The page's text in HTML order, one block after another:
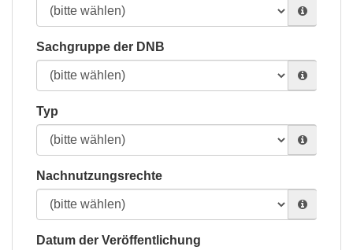
Sachgruppe der DNB
Typ
Nachnutzungsrechte
Datum der Veröffentlichung